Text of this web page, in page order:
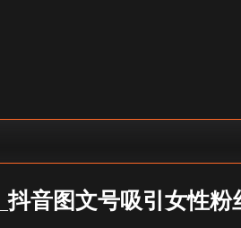
上
抖
音
音图文号吸引女性粉